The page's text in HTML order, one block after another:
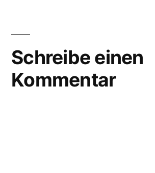
Schreibe einen
Kommentar